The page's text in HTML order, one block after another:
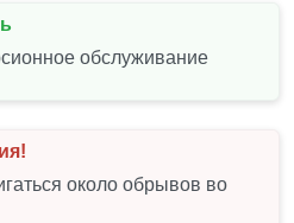
обслуживание
около обрывов во